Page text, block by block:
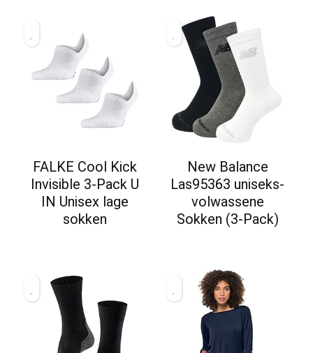
FALKE Cool Kick
Invisible 3-Pack U
IN Unisex lage
sokken
New Balance
Las95363 uniseks-
volwassene
Sokken (3-Pack)